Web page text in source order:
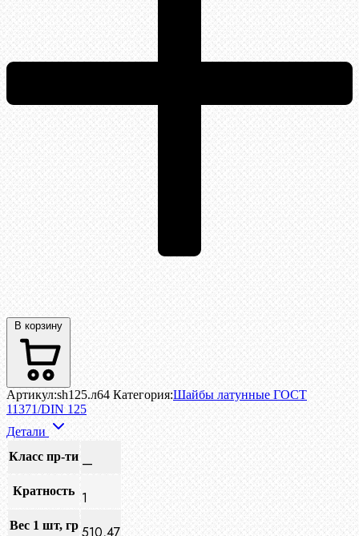
В корзину
Артикул:sh125.л64 Категория:Шайбы латунные ГОСТ
11371/DIN 125
Детали
Класс пр-ти —
Кратность 1
Вес 1 шт, гр